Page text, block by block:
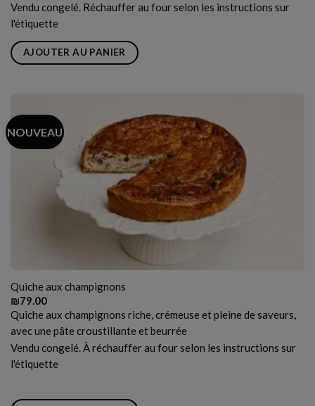
Vendu congelé. Réchauffer au four selon les instructions sur
l'étiquette
AJOUTER AU PANIER
NOUVEAU
Quiche aux champignons
₪79.00
Quiche aux champignons riche, crémeuse et pleine de saveurs,
avec une pâte croustillante et beurrée
Vendu congelé. À réchauffer au four selon les instructions sur
l'étiquette